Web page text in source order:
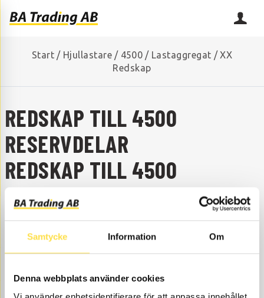
Samtycke Information Om
Denna webbplats använder cookies
Start / Hjullastare / 4500 / Lastaggregat / XX
Redskap
REDSKAP TILL 4500
RESERVDELAR
REDSKAP TILL 4500
SAKNAR DU NÅGON RESERVDEL?
+46 (0) 152-32500
info@batrading.se
nya eller begagnade och varsamt renoverade delar